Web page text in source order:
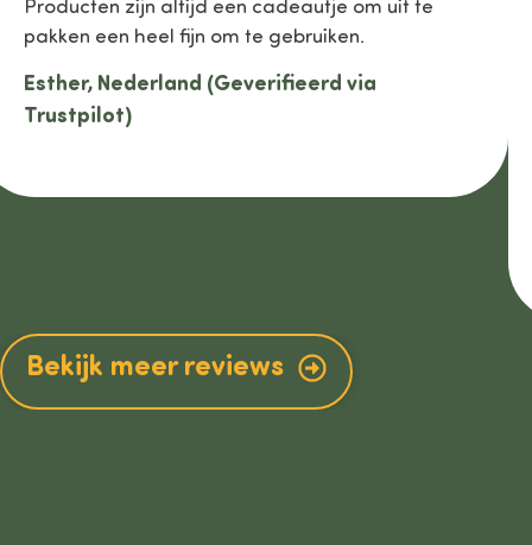
Producten zijn altijd een cadeautje om uit te
pakken een heel fijn om te gebruiken.
Esther, Nederland (Geverifieerd via
Trustpilot)
Bekijk meer reviews